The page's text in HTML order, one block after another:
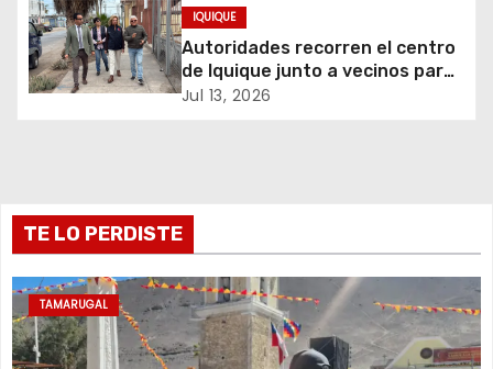
d
e
t
r
a
d
IQUIQUE
Autoridades recorren el centro
de Iquique junto a vecinos para
abordar problemáticas y
Jul 13, 2026
TE LO PERDISTE
TAMARUGAL